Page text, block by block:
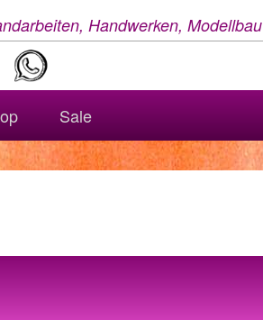
Handwerken, Modellbau
Sale